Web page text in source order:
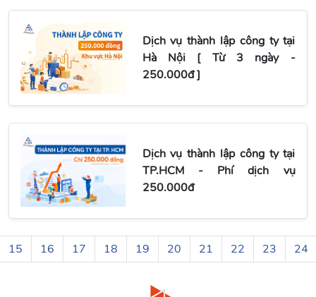
Dịch vụ thành lập công ty tại
Hà Nội [ Từ 3 ngày -
250.000đ ]
Dịch vụ thành lập công ty tại
TP.HCM - Phí dịch vụ
250.000đ
15 16 17 18 19 20 21 22 23 24